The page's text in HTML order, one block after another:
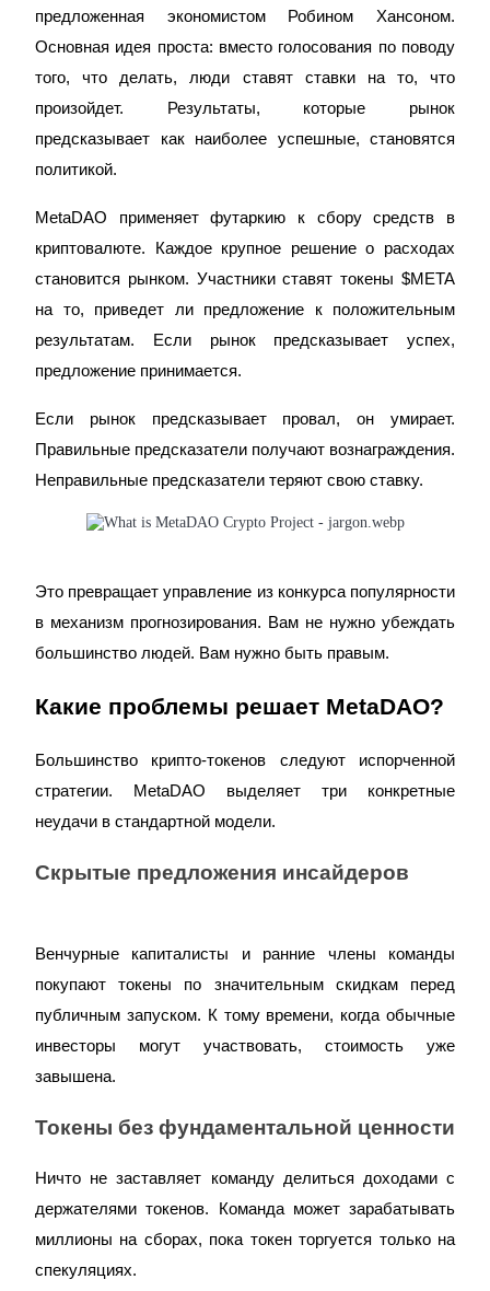
Силовая свинья
Получайте конкурентные награды ежедневно
Гибкая ставка для заработка популярных токенов
Блокировки BTR
Эксклюзивные инвестиции для владельцев BTR
Кредиты
предложенная экономистом Робином Хансоном.
Основная идея проста: вместо голосования по поводу
того, что делать, люди ставят ставки на то, что
произойдет. Результаты, которые рынок
предсказывает как наиболее успешные, становятся
политикой.
MetaDAO применяет футаркию к сбору средств в
криптовалюте. Каждое крупное решение о расходах
становится рынком. Участники ставят токены $META
на то, приведет ли предложение к положительным
результатам. Если рынок предсказывает успех,
предложение принимается.
Если рынок предсказывает провал, он умирает.
Правильные предсказатели получают вознаграждения.
Неправильные предсказатели теряют свою ставку.
Это превращает управление из конкурса популярности
в механизм прогнозирования. Вам не нужно убеждать
большинство людей. Вам нужно быть правым.
Какие проблемы решает MetaDAO?
Большинство крипто-токенов следуют испорченной
стратегии. MetaDAO выделяет три конкретные
неудачи в стандартной модели.
Скрытые предложения инсайдеров
Венчурные капиталисты и ранние члены команды
покупают токены по значительным скидкам перед
публичным запуском. К тому времени, когда обычные
инвесторы могут участвовать, стоимость уже
Токены без фундаментальной ценности
Ничто не заставляет команду делиться доходами с
держателями токенов. Команда может зарабатывать
миллионы на сборах, пока токен торгуется только на
спекуляциях.